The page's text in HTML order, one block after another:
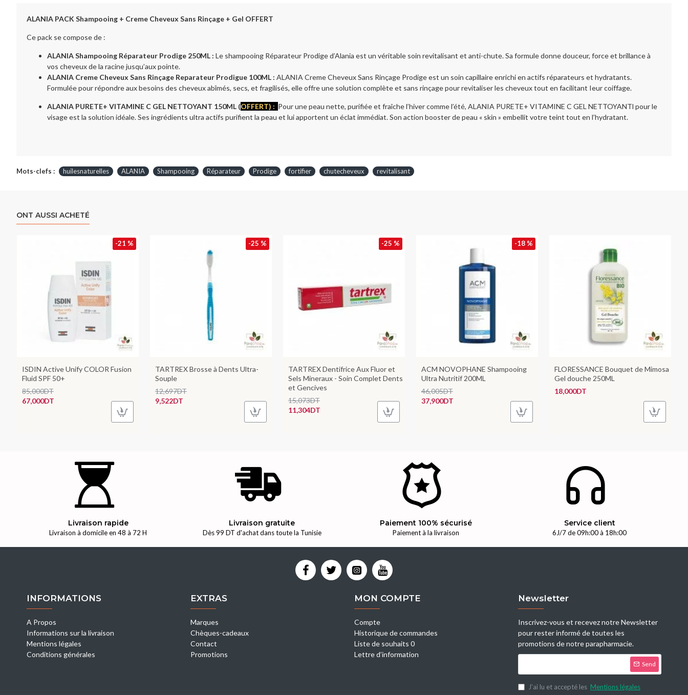
ALANIA PACK Shampooing + Creme Cheveux Sans Rinçage + Gel OFFERT
Ce pack se compose de :
ALANIA Shampooing Réparateur Prodige 250ML : Le shampooing Réparateur Prodige d’Alania est un véritable soin revitalisant et anti-chute. Sa formule donne douceur, force et brillance à
vos cheveux de la racine jusqu’aux pointe.
ALANIA Creme Cheveux Sans Rinçage Reparateur Prodigue 100ML : ALANIA Creme Cheveux Sans Rinçage Prodige est un soin capillaire enrichi en actifs réparateurs et hydratants.
Formulée pour répondre aux besoins des cheveux abîmés, secs, et fragilisés, elle offreune solution complète et sans rinçage pour revitaliser les cheveux tout en facilitant Ieurcoiffage.
ALANIA PURETE+ VITAMINE C GEL NETTOYANT 150ML (OFFERT) : Pour une peau nette, purifiée et fraîche l’hiver comme l’été, ALANIA PURETE+ VITAMINE C GEL NETTOYANTl pour le
visage est la solution idéale. Ses ingrédients ultra actifs purifient la peau et lui apportent un éclat immédiat. Son action booster de peau « skin » embellit votre teint tout en l’hydratant.
Mots-clefs : huilesnaturelles ALANIA Shampooing Réparateur Prodige fortifier chutecheveux revitalisant
ONT AUSSI ACHETÉ
-21 %
ISDIN Active Unify COLOR Fusion
Fluid SPF 50+
67,000DT
85,000DT
-25 %
TARTREX Brosse à Dents Ultra-
Souple
9,522DT
12,697DT
-25 %
TARTREX Dentifrice Aux Fluor et
Sels Mineraux - Soin Complet Dents
et Gencives
11,304DT
15,073DT
-18 %
ACM NOVOPHANE Shampooing
Ultra Nutritif 200ML
37,900DT
46,005DT
FLORESSANCE Bouquet de Mimosa
Gel douche 250ML
18,000DT
Livraison rapide
Livraison à domicile en 48 à 72 H
Livraison gratuite
Dès 99 DT d'achat dans toute la Tunisie
Paiement 100% sécurisé
Paiement à la livraison
Service client
6J/7 de 09h:00 à 18h:00
INFORMATIONS
A Propos
Informations sur la livraison
Mentions légales
Conditions générales
EXTRAS
Marques
Chèques-cadeaux
Contact
Promotions
MON COMPTE
Compte
Historique de commandes
Liste de souhaits 0
Lettre d’information
Newsletter
Inscrivez-vous et recevez notre Newsletter
pour rester informé de toutes les
promotions de notre parapharmacie.
Send
J’ai lu et accepté les Mentions légales